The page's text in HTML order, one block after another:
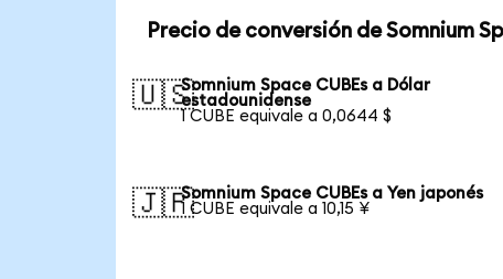
Precio de conversión de Somnium
🇺🇸Somnium Space CUBEs a Dólar
estadounidense
1 CUBE equivale a 0,0644 $
🇯🇵Somnium Space CUBEs a Yen japonés
1 CUBE equivale a 10,15 ¥